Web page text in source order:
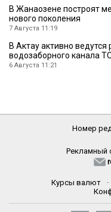
В Жанаозене построят
нового поколения
7 Августа 11:19
В Актау активно
водозаборного канала
6 Августа 11:21
Номер
Рекламный
Курсы валют ·